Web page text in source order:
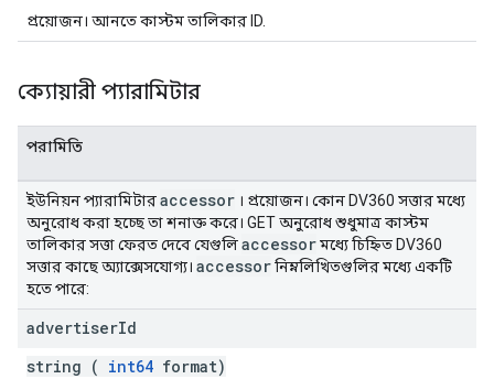
প্রয়োজন। আনতে কাস্টম তালিকার ID.
ক্যোয়ারী প্যারামিটার
পরামিতি
ইউনিয়ন প্যারামিটারaccessor । প্রয়োজন। কোন DV360 সত্তার মধ্যে
অনুরোধ করা হচ্ছে তা শনাক্ত করে। GET অনুরোধ শুধুমাত্র কাস্টম
তালিকার সত্তা ফেরত দেবে যেগুলিaccessorমধ্যে চিহ্নিত DV360
সত্তার কাছে অ্যাক্সেসযোগ্য। accessorনিম্নলিখিতগুলির মধ্যে একটি
হতে পারে:
advertiserId
string ( int64 format)